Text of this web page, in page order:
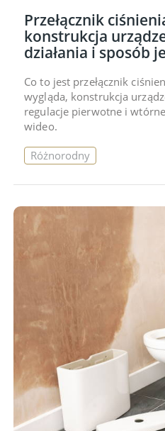
Przełącznik
konstrukcja
działania i sposób
Co to jest przełącznik
wygląda, konstrukcja
regulacje pierwotne i
wideo.
Różnorodny